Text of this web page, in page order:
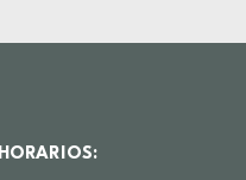
HORARIOS: